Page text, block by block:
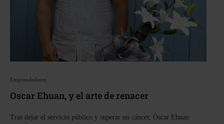
Emprendedores
Oscar Ehuan, y el arte de renacer
Tras dejar el servicio público y superar un cáncer, Óscar Ehuan